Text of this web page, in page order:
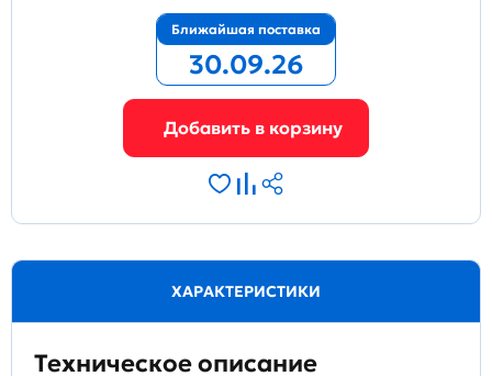
Ближайшая поставка
30.09.26
ХАРАКТЕРИСТИКИ
Техническое описание